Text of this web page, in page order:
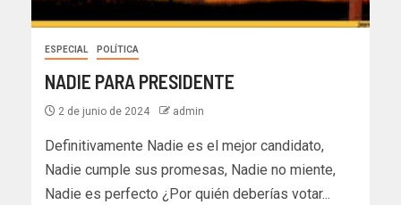
ESPECIAL POLÍTICA
NADIE PARA PRESIDENTE
2 de junio de 2024 admin
Definitivamente Nadie es el mejor candidato,
Nadie cumple sus promesas, Nadie no miente,
Nadie es perfecto ¿Por quién deberías votar...